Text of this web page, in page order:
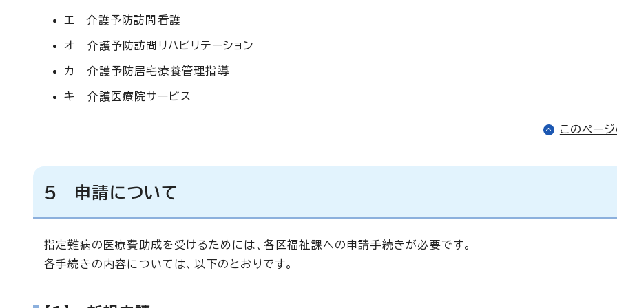
エ 介護予防訪問看護
オ 介護予防訪問リハビリテーション
カ 介護予防居宅療養管理指導
キ 介護医療院サービス
このペー
5 申請について
指定難病の医療費助成を受けるためには、各区福祉課への申請手続きが必要です。
各手続きの内容については、以下のとおりです。